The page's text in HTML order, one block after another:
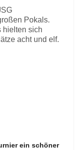
Pokals.
hielten sich
acht und elf.
ein schöner